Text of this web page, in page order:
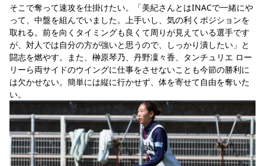
そこで奪って速攻を仕掛けたい。「美紀さんとはINACで一緒にや
って、中盤を組んでいました。上手いし、気の利くポジションを
取れる。前を向くタイミングも良くて周りが見えている選手です
が、対人では自分の方が強いと思うので、しっかり潰したい」と
闘志を燃やす。また、榊原琴乃、丹野凜々香、タンチュリエ ロー
リーら両サイドのウイングに仕事をさせないことも今節の勝利に
は欠かせない。簡単には縦に行かせず、体を寄せて自由を奪いた
い。